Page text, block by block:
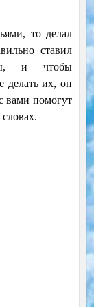
то делал
ставил
и чтобы
делать их, он
вами помогут